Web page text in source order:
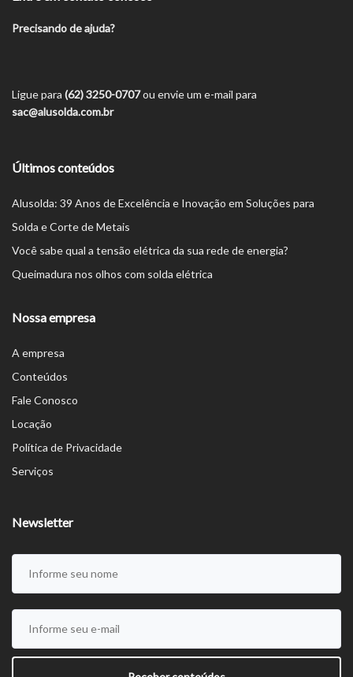
Precisando de ajuda?
Ligue para (62) 3250-0707ou envie um e-mail para
sac@alusolda.com.br
Últimos conteúdos
Alusolda: 39 Anos de Excelência e Inovação em Soluções para
Solda e Corte de Metais
Você sabe qual a tensão elétrica da sua rede de energia?
Queimadura nos olhos com solda elétrica
Nossa empresa
A empresa
Conteúdos
Fale Conosco
Locação
Política de Privacidade
Serviços
Newsletter